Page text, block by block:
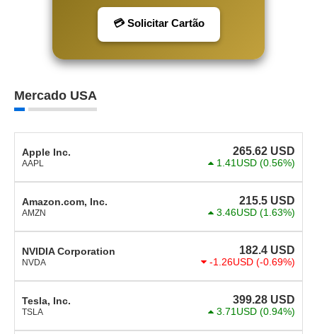
💳 Solicitar Cartão
Mercado USA
Apple Inc.
AAPL
265.62 USD
1.41USD (0.56%)
Amazon.com, Inc.
AMZN
215.5 USD
3.46USD (1.63%)
NVIDIA Corporation
NVDA
182.4 USD
-1.26USD (-0.69%)
Tesla, Inc.
TSLA
399.28 USD
3.71USD (0.94%)